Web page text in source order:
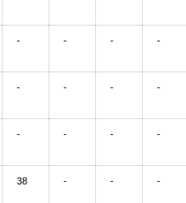
- - - -
- - - -
- - - -
38 - - -